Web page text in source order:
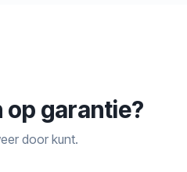
op garantie?
door kunt.